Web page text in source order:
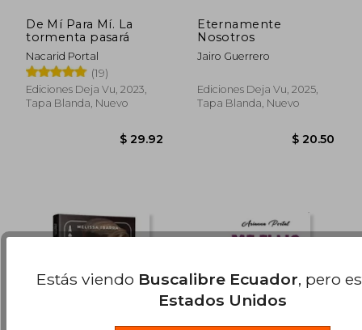
$ 17.50
De Mí Para Mí. La
tormenta pasará
Nacarid Portal
(19)
Ediciones Deja Vu, 2023,
Tapa Blanda, Nuevo
Eternamente
Nosotros
Jairo Guerrero
Ediciones Deja Vu, 2025,
Tapa Blanda, Nuevo
Estás viendo Buscalibre Ecuador, pero
Estados Unidos